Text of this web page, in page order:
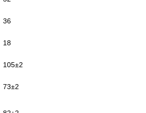
36
18
105±2
73±2